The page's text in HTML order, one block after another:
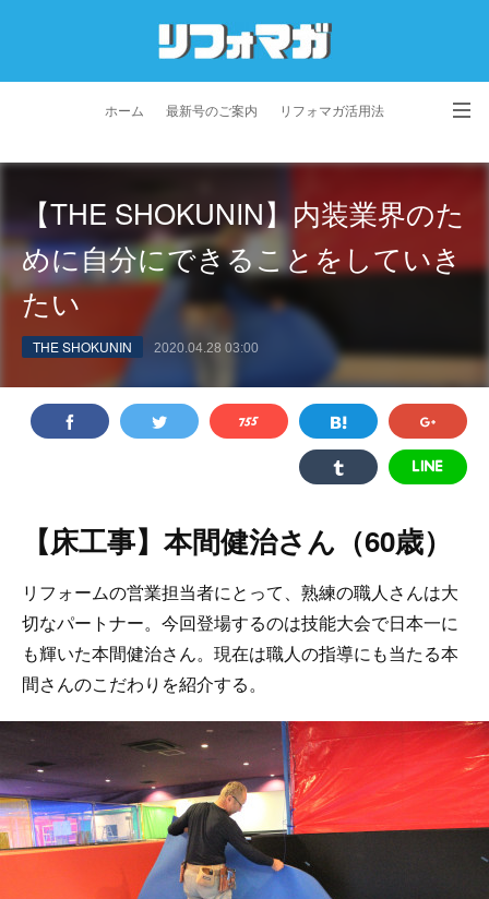
ホーム 最新号のご案内 リフォマガ活用法
お問い合わせ よくあるご質問 特定商取引法に基づく表記
プライバシーポリシー 利用規約 会社概要
【THE SHOKUNIN】内装業界のた
めに自分にできることをしていき
たい
THE SHOKUNIN 2020.04.28 03:00
【床工事】本間健治さん（60歳）
リフォームの営業担当者にとって、熟練の職人さんは大
切なパートナー。今回登場するのは技能大会で日本一に
も輝いた本間健治さん。現在は職人の指導にも当たる本
間さんのこだわりを紹介する。